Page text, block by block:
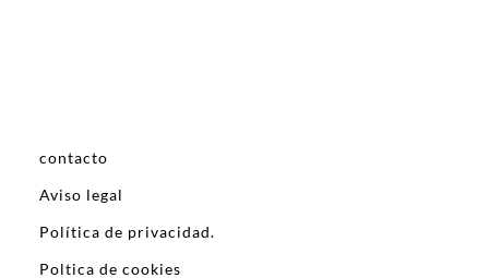
contacto
Aviso legal
Política de privacidad.
Poltica de cookies